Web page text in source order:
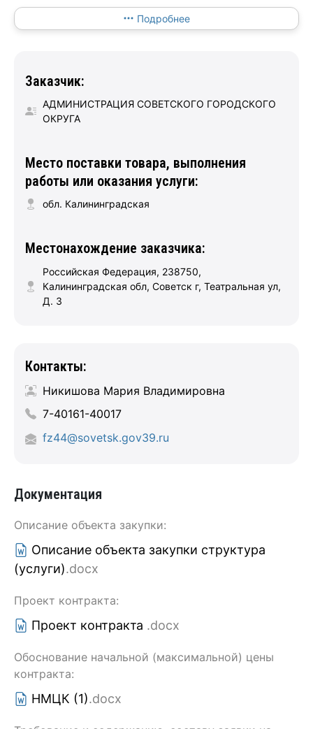
Подробнее
Заказчик:
АДМИНИСТРАЦИЯ СОВЕТСКОГО ГОРОДСКОГО
ОКРУГА
Место поставки товара, выполнения
работы или оказания услуги:
обл. Калининградская
Местонахождение заказчика:
Российская Федерация, 238750,
Калининградская обл, Советск г, Театральная ул,
Д. 3
Контакты:
Никишова Мария Владимировна
7-40161-40017
fz44@sovetsk.gov39.ru
Документация
Описание объекта закупки:
Описание объекта закупки структура
(услуги).docx
Проект контракта:
Проект контракта .docx
Обоснование начальной (максимальной) цены
контракта:
НМЦК (1).docx